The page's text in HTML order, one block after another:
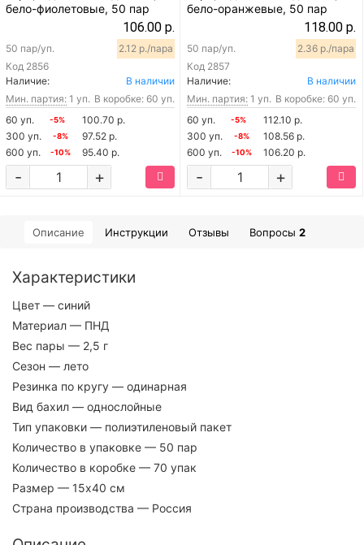
бело-фиолетовые, 50 пар
106.00 р.
Код 2856
50 пар/уп. 2.12 р./пара
Наличие:
В наличии
Мин. партия: 1 уп. В коробке: 60 уп.
60 уп.
-5%
100.70 р.
300 уп.
-8%
97.52 р.
600 уп.
-10% 95.40 р.
+
-
бело-оранжевые, 50 пар
118.00 р.
Код 2857
50 пар/уп. 2.36 р./пара
Наличие:
В наличии
Мин. партия: 1 уп. В коробке: 60 уп.
60 уп.
-5%
112.10 р.
300 уп.
-8%
108.56 р.
600 уп.
-10% 106.20 р.
+
-
Описание Инструкции Отзывы Вопросы 2
Характеристики
Цвет — синий
Материал — ПНД
Вес пары — 2,5 г
Сезон — лето
Резинка по кругу — одинарная
Вид бахил — однослойные
Тип упаковки — полиэтиленовый пакет
Количество в упаковке — 50 пар
Количество в коробке — 70 упак
Размер — 15х40 см
Страна производства — Россия